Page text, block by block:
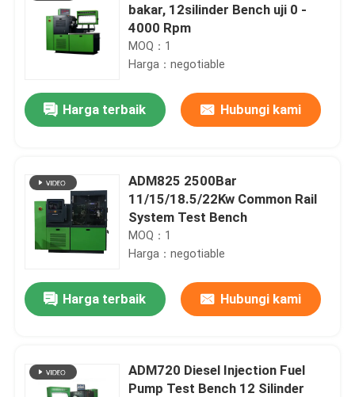
bakar, 12silinder Bench uji 0 -
4000 Rpm
MOQ：1
Harga：negotiable
Harga terbaik Hubungi kami
ADM825 2500Bar
11/15/18.5/22Kw Common Rail
System Test Bench
MOQ：1
Harga：negotiable
Harga terbaik Hubungi kami
ADM720 Diesel Injection Fuel
Pump Test Bench 12 Silinder